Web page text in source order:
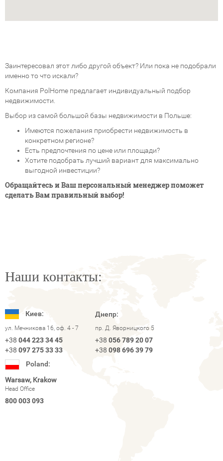
Заинтересовал этот либо другой объект? Или пока не подобрали
именно то что искали?
Компания PolHome предлагает индивидуальный подбор
недвижимости.
Выбор из самой большой базы недвижимости в Польше:
Имеются пожелания приобрести недвижимость в
конкретном регионе?
Есть предпочтения по цене или площади?
Хотите подобрать лучший вариант для максимально
выгодной инвестиции?
Обращайтесь и Ваш персональный менеджер поможет
сделать Вам правильный выбор!
Наши контакты:
Киев:
ул. Мечникова 16, оф. 4 - 7
+38 044 223 34 45
+38 097 275 33 33
Днепр:
пр. Д. Яворницкого 5
+38 056 789 20 07
+38 098 696 39 79
Poland:
Warsaw, Krakow
Head Office
800 003 093